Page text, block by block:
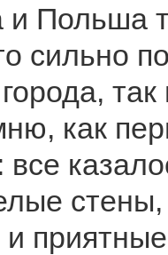
Польша
сильно
так
как
все
и